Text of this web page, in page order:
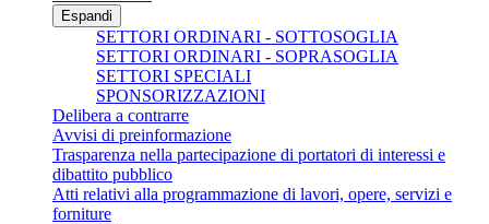
Espandi
SETTORI ORDINARI - SOTTOSOGLIA
SETTORI ORDINARI - SOPRASOGLIA
SETTORI SPECIALI
SPONSORIZZAZIONI
Delibera a contrarre
Avvisi di preinformazione
Trasparenza nella partecipazione di portatori di interessi e
dibattito pubblico
Atti relativi alla programmazione di lavori, opere, servizi e
forniture